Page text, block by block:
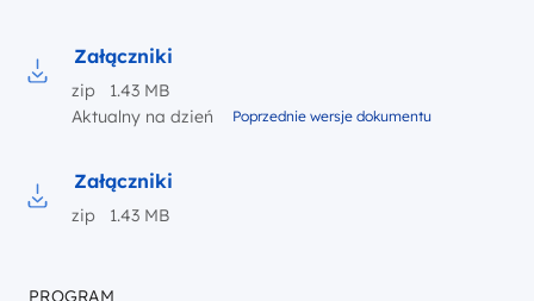
PROGRAM
Załączniki
zip 1.43 MB
Aktualny na dzień
Poprzednie wersje dokumentu
Załączniki
zip 1.43 MB